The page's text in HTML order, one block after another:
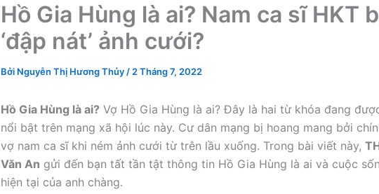
Hồ Gia Hùng là ai? Nam ca sĩ HKT
‘đập nát’ ảnh cưới?
Bởi Nguyễn Thị Hương Thủy / 2 Tháng 7, 2022
Hồ Gia Hùng là ai? Vợ Hồ Gia Hùng là ai? Đây là hai từ khóa đang
nổi bật trên mạng xã hội lúc này. Cư dân mạng bị hoang mang bởi
vợ nam ca sĩ khi ném ảnh cưới từ trên lầu xuống. Trong bài viết này,
Văn An gửi đến bạn tất tần tật thông tin Hồ Gia Hùng là ai và cuộc
hiện tại của anh chàng.